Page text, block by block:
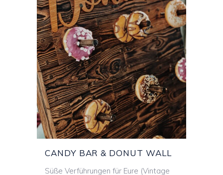
CANDY BAR &
DONUT WALL
CANDY BAR & DONUT WALL
Süße Verführungen für Eure (Vintage